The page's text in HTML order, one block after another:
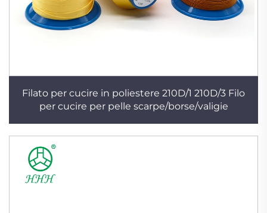
Filato per cucire in poliestere 210D/1 210D/3 Filo
per cucire per pelle scarpe/borse/valigie